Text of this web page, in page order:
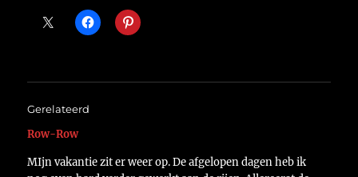
Gerelateerd
Row-Row
MIjn vakantie zit er weer op. De afgelopen dagen heb ik